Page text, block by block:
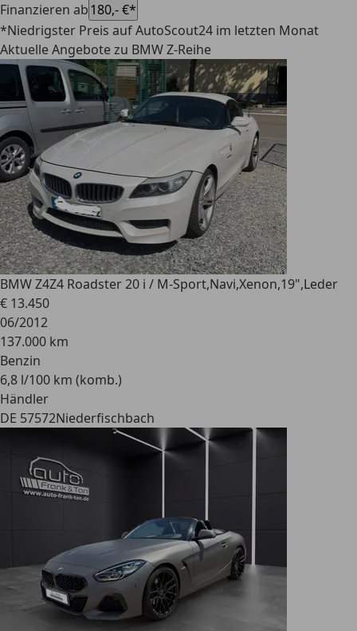
Finanzieren ab180,- €*
*Niedrigster Preis auf AutoScout24 im letzten Monat
Aktuelle Angebote zu BMW Z-Reihe
BMW Z4Z4 Roadster 20 i / M-Sport,Navi,Xenon,19",Leder
€ 13.450
06/2012
137.000 km
Benzin
6,8 l/100 km (komb.)
Händler
DE 57572Niederfischbach